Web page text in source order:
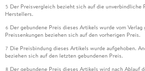
5 Der Preisvergleich bezieht sich auf die unverbindliche
Herstellers.
6 Der gebundene Preis dieses Artikels wurde vom Verlag
Preissenkungen beziehen sich auf den vorherigen Preis.
7 Die Preisbindung dieses Artikels wurde aufgehoben.
beziehen sich auf den letzten gebundenen Preis.
8 Der gebundene Preis dieses Artikels wird nach Ablauf